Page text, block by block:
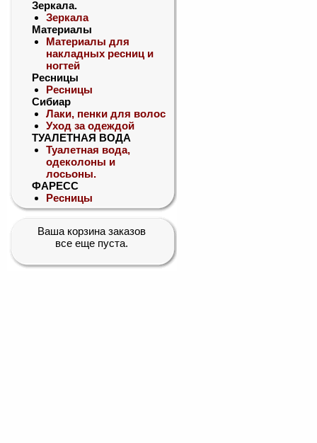
Зеркала.
Зеркала
Материалы
Материалы для
накладных ресниц и
ногтей
Ресницы
Ресницы
Сибиар
Лаки, пенки для волос
Уход за одеждой
ТУАЛЕТНАЯ ВОДА
Туалетная вода,
одеколоны и
лосьоны.
ФАРЕСС
Ресницы
Ваша корзина заказов
все еще пуста.